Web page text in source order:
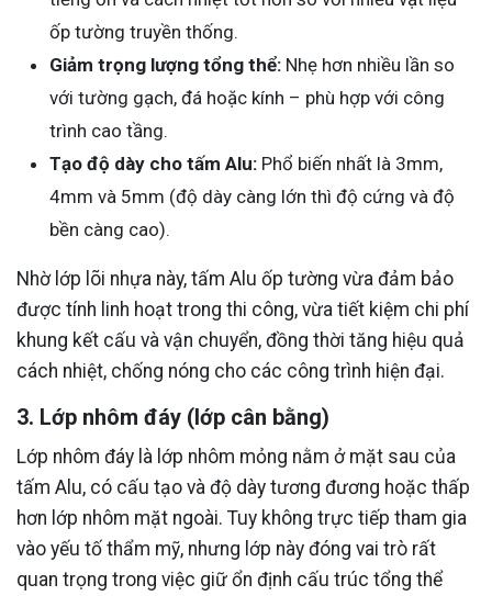
ốp tường truyền thống.
Giảm trọng lượng tổng thể: Nhẹ hơn nhiều lần so
với tường gạch, đá hoặc kính – phù hợp với công
trình cao tầng.
Tạo độ dày cho tấm Alu: Phổ biến nhất là 3mm,
4mm và 5mm (độ dày càng lớn thì độ cứng và độ
bền càng cao).
Nhờ lớp lõi nhựa này, tấm Alu ốp tường vừa đảm bảo
được tính linh hoạt trong thi công, vừa tiết kiệm chi phí
khung kết cấu và vận chuyển, đồng thời tăng hiệu quả
cách nhiệt, chống nóng cho các công trình hiện đại.
3. Lớp nhôm đáy (lớp cân bằng)
Lớp nhôm đáy là lớp nhôm mỏng nằm ở mặt sau của
tấm Alu, có cấu tạo và độ dày tương đương hoặc thấp
hơn lớp nhôm mặt ngoài. Tuy không trực tiếp tham gia
vào yếu tố thẩm mỹ, nhưng lớp này đóng vai trò rất
quan trọng trong việc giữ ổn định cấu trúc tổng thể